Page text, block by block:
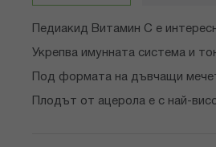
Педиакид Витамин С е
Укрепва имунната система и
Под формата на дъвчащи
Плодът от ацерола е с най-